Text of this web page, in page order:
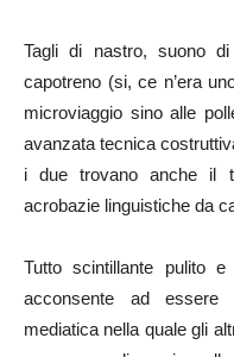
Tagli di nastro, suono
capotreno (si, ce n’era
microviaggio sino alle
avanzata tecnica
i due trovano anche il
acrobazie linguistiche da
Tutto scintillante pulito
acconsente ad essere
mediatica nella quale gli